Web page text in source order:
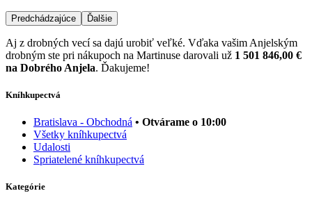
Predchádzajúce Ďalšie
Aj z drobných vecí sa dajú urobiť veľké. Vďaka vašim Anjelským
drobným ste pri nákupoch na Martinuse darovali už 1 501 846,00 €
na Dobrého Anjela. Ďakujeme!
Kníhkupectvá
Bratislava - Obchodná • Otvárame o 10:00
Všetky kníhkupectvá
Udalosti
Spriatelené kníhkupectvá
Kategórie